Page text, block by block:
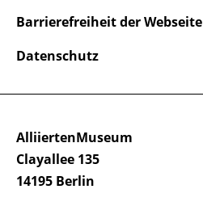
AlliiertenMuseum
Clayallee 135
14195 Berlin
Barrierefreiheit der Webseite
Datenschutz